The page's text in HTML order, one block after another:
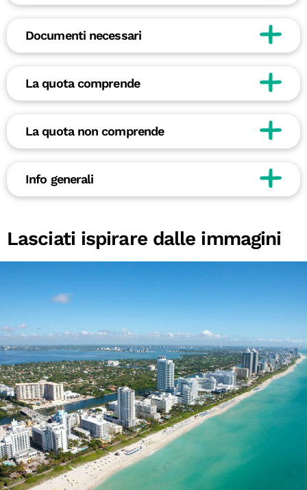
Documenti necessari
La quota comprende
La quota non comprende
Info generali
Lasciati ispirare dalle immagini